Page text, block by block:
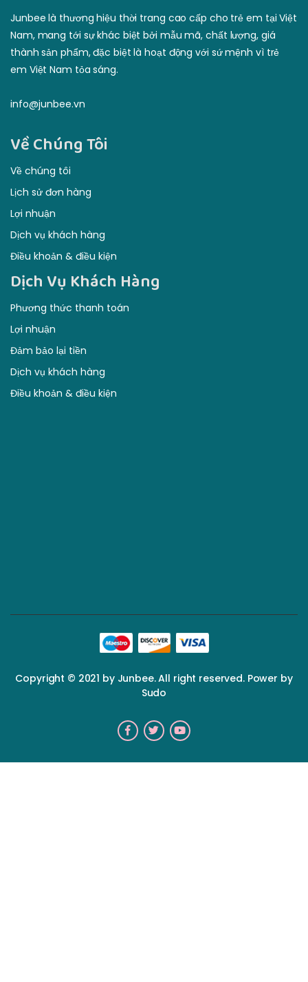
em Việt Nam tỏa sáng.
info@junbee.vn
Về chúng tôi
Lịch sử đơn hàng
Dịch vụ khách hàng
Điều khoản & điều kiện
Dịch Vụ Khách Hàng
Phương thức thanh toán
Lợi nhuận
Đảm bảo lại tiền
Dịch vụ khách hàng
Điều khoản & điều kiện
Sudo